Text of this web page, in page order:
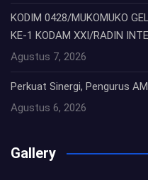
KODIM 0428/MUKOMUKO
KE-1 KODAM XXI/RADIN
Agustus 7, 2026
Perkuat Sinergi, Pengurus
Agustus 6, 2026
Gallery